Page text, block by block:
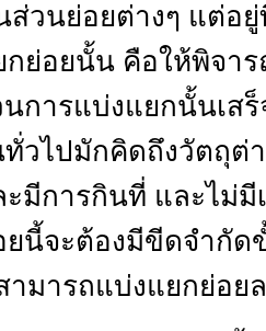
ส่วนย่อยต่างๆ แต่อ
กย่อยนั้น คือให้พิจา
นการแบ่งแยกนั้นเส
ทั่วไปมักคิดถึงวัตถุต่
ะมีการกินที่ และไม่มี
ยนี้จะต้องมีขีดจำกัด
ามารถแบ่งแยกย่อย